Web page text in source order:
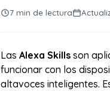
7 min de lectura
Las Alexa Skills son
funcionar con los
altavoces inteligentes.